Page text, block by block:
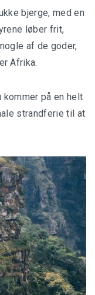
bjerge, med en
løber frit,
af de goder,
Afrika.
på en helt
strandferie til at